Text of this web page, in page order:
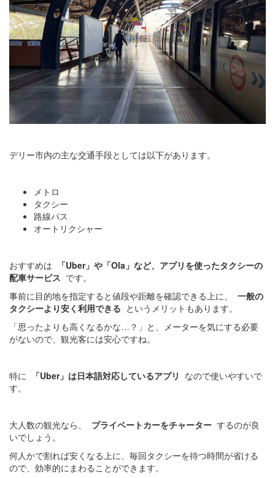
デリー市内の主な交通手段としては以下があります。
メトロ
タクシー
路線バス
オートリクシャー
おすすめは
「Uber」や「Ola」など、アプリを使ったタクシーの
配車サービス です。
事前に目的地を指定すると値段や距離を確認できる上に、 一般の
タクシーより安く利用できる というメリットもあります。
「思ったよりも高くなるかな…？」と、メーターを気にする必要
がないので、観光客には安心ですね。
特に 「Uber」は日本語対応しているアプリ なので使いやすいで
す。
大人数の観光なら、 プライベートカーをチャーター するのが良
いでしょう。
何人かで割れば安くなる上に、毎回タクシーを待つ時間が省ける
ので、効率的にまわることができます。